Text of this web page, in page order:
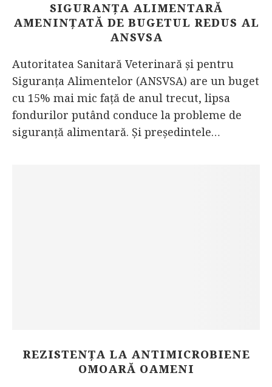
SIGURANȚA ALIMENTARĂ
AMENINȚATĂ DE BUGETUL REDUS AL
ANSVSA
Autoritatea Sanitară Veterinară și pentru
Siguranța Alimentelor (ANSVSA) are un buget
cu 15% mai mic față de anul trecut, lipsa
fondurilor putând conduce la probleme de
siguranță alimentară. Și președintele…
REZISTENȚA LA ANTIMICROBIENE
OMOARĂ OAMENI